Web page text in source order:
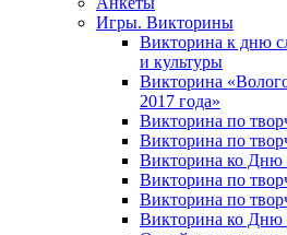
Игры. Викторины
Викторина к дню
и культуры
Викторина
2017 года»
Викторина по
Викторина по
Викторина ко Дню
Викторина по
Викторина по
Викторина ко Дню